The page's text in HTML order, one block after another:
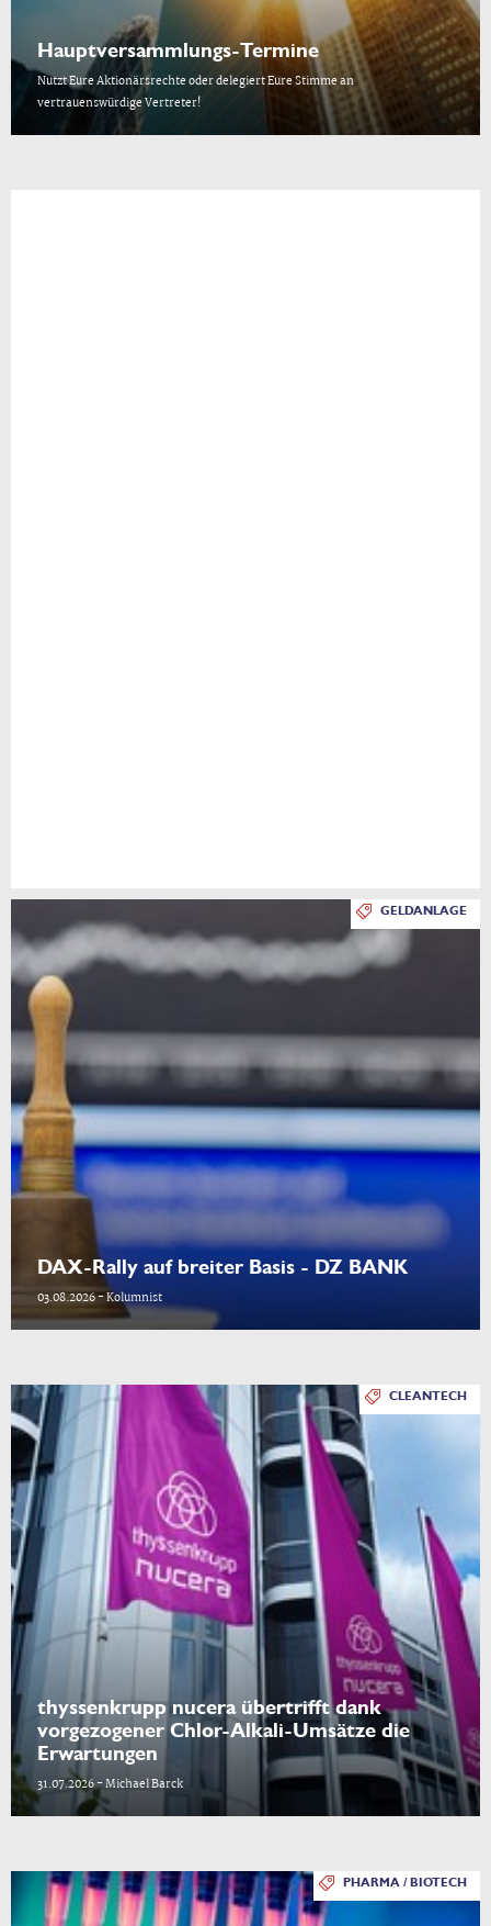
Hauptversammlungs-Termine
Nutzt Eure Aktionärsrechte oder delegiert Eure Stimme an
vertrauenswürdige Vertreter!
GELDANLAGE
DAX-Rally auf breiter Basis - DZ BANK
03.08.2026 - Kolumnist
CLEANTECH
thyssenkrupp nucera übertrifft dank
vorgezogener Chlor-Alkali-Umsätze die
Erwartungen
31.07.2026 - Michael Barck
PHARMA / BIOTECH